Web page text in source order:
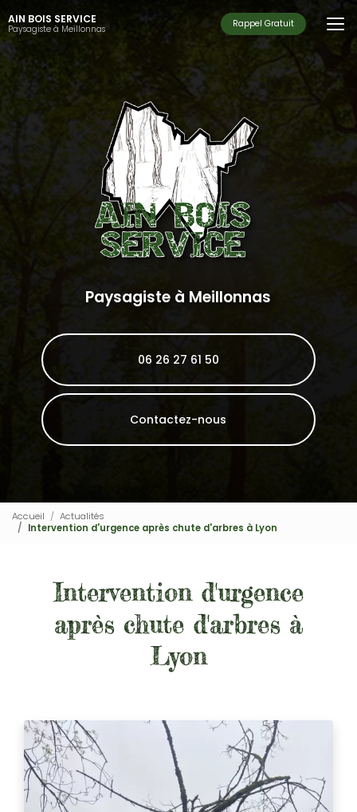
au
contenu
principal
AIN BOIS SERVICE
Paysagiste à Meillonnas Rappel Gratuit
Paysagiste à Meillonnas
06 26 27 61 50
Contactez-nous
Accueil
Actualités
Intervention d'urgence après chute d'arbres à Lyon
Intervention d'urgence
après chute d'arbres à
Lyon